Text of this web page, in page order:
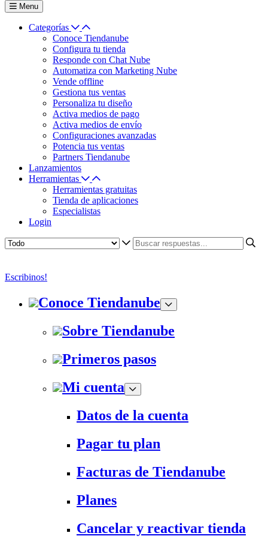
Menu
Categorías
Conoce Tiendanube
Configura tu tienda
Responde con Chat Nube
Automatiza con Marketing Nube
Vende offline
Gestiona tus ventas
Personaliza tu diseño
Activa medios de pago
Activa medios de envío
Configuraciones avanzadas
Potencia tus ventas
Partners Tiendanube
Lanzamientos
Herramientas
Herramientas gratuitas
Tienda de aplicaciones
Especialistas
Login
Escribinos!
Conoce Tiendanube
Sobre Tiendanube
Primeros pasos
Mi cuenta
Datos de la cuenta
Pagar tu plan
Facturas de Tiendanube
Planes
Cancelar y reactivar tienda